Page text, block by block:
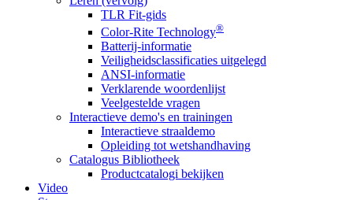
TLR Fit-gids
Color-Rite Technology®
Batterij-informatie
Veiligheidsclassificaties uitgelegd
ANSI-informatie
Verklarende woordenlijst
Veelgestelde vragen
Interactieve demo's en trainingen
Interactieve straaldemo
Opleiding tot wetshandhaving
Catalogus Bibliotheek
Productcatalogi bekijken
Video